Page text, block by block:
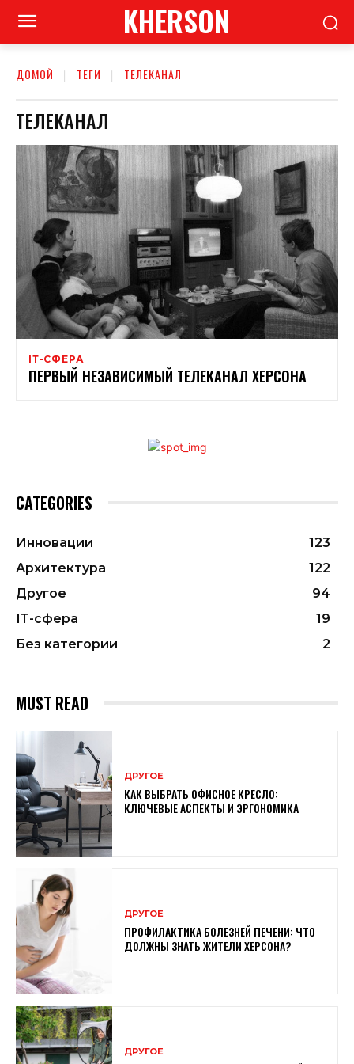
KHERSON
ДОМОЙ ТЕГИ ТЕЛЕКАНАЛ
ТЕЛЕКАНАЛ
ІТ-СФЕРА
ПЕРВЫЙ НЕЗАВИСИМЫЙ ТЕЛЕКАНАЛ ХЕРСОНА
CATEGORIES
Инновации
123
Архитектура
122
Другое
94
ІТ-сфера
19
Без категории
2
MUST READ
ДРУГОЕ
КАК ВЫБРАТЬ ОФИСНОЕ КРЕСЛО:
КЛЮЧЕВЫЕ АСПЕКТЫ И ЭРГОНОМИКА
ДРУГОЕ
ПРОФИЛАКТИКА БОЛЕЗНЕЙ ПЕЧЕНИ: ЧТО
ДОЛЖНЫ ЗНАТЬ ЖИТЕЛИ ХЕРСОНА?
ДРУГОЕ